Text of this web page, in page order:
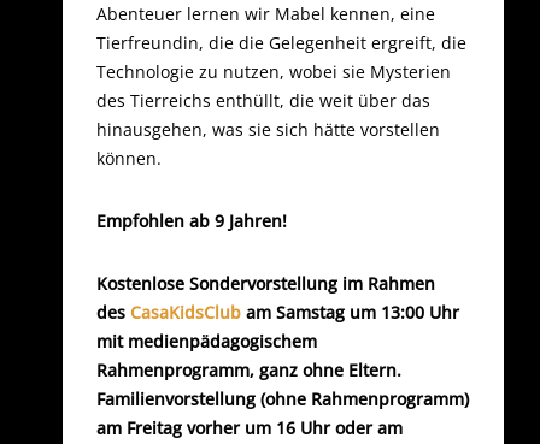
Abenteuer lernen wir Mabel kennen, eine
Tierfreundin, die die Gelegenheit ergreift, die
Technologie zu nutzen, wobei sie Mysterien
des Tierreichs enthüllt, die weit über das
hinausgehen, was sie sich hätte vorstellen
können.
Empfohlen ab 9 Jahren!
Kostenlose Sondervorstellung im Rahmen
desCasaKidsClub am Samstag um 13:00 Uhr
mit medienpädagogischem
Rahmenprogramm, ganz ohne Eltern.
Familienvorstellung (ohne Rahmenprogramm)
am Freitag vorher um 16 Uhr oder am